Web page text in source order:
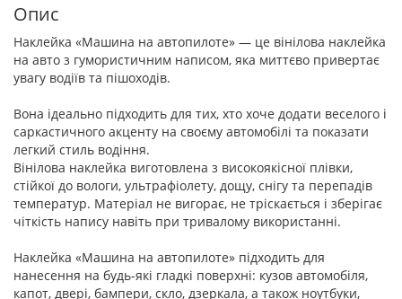
Опис
Наклейка «Машина на автопилоте» — це вінілова наклейка
на авто з гумористичним написом, яка миттєво привертає
увагу водіїв та пішоходів.
Вона ідеально підходить для тих, хто хоче додати веселого і
саркастичного акценту на своєму автомобілі та показати
легкий стиль водіння.
Вінілова наклейка виготовлена з високоякісної плівки,
стійкої до вологи, ультрафіолету, дощу, снігу та перепадів
температур. Матеріал не вигорає, не тріскається і зберігає
чіткість напису навіть при тривалому використанні.
Наклейка «Машина на автопилоте» підходить для
нанесення на будь-які гладкі поверхні: кузов автомобіля,
капот, двері, бампери, скло, дзеркала, а також ноутбуки,